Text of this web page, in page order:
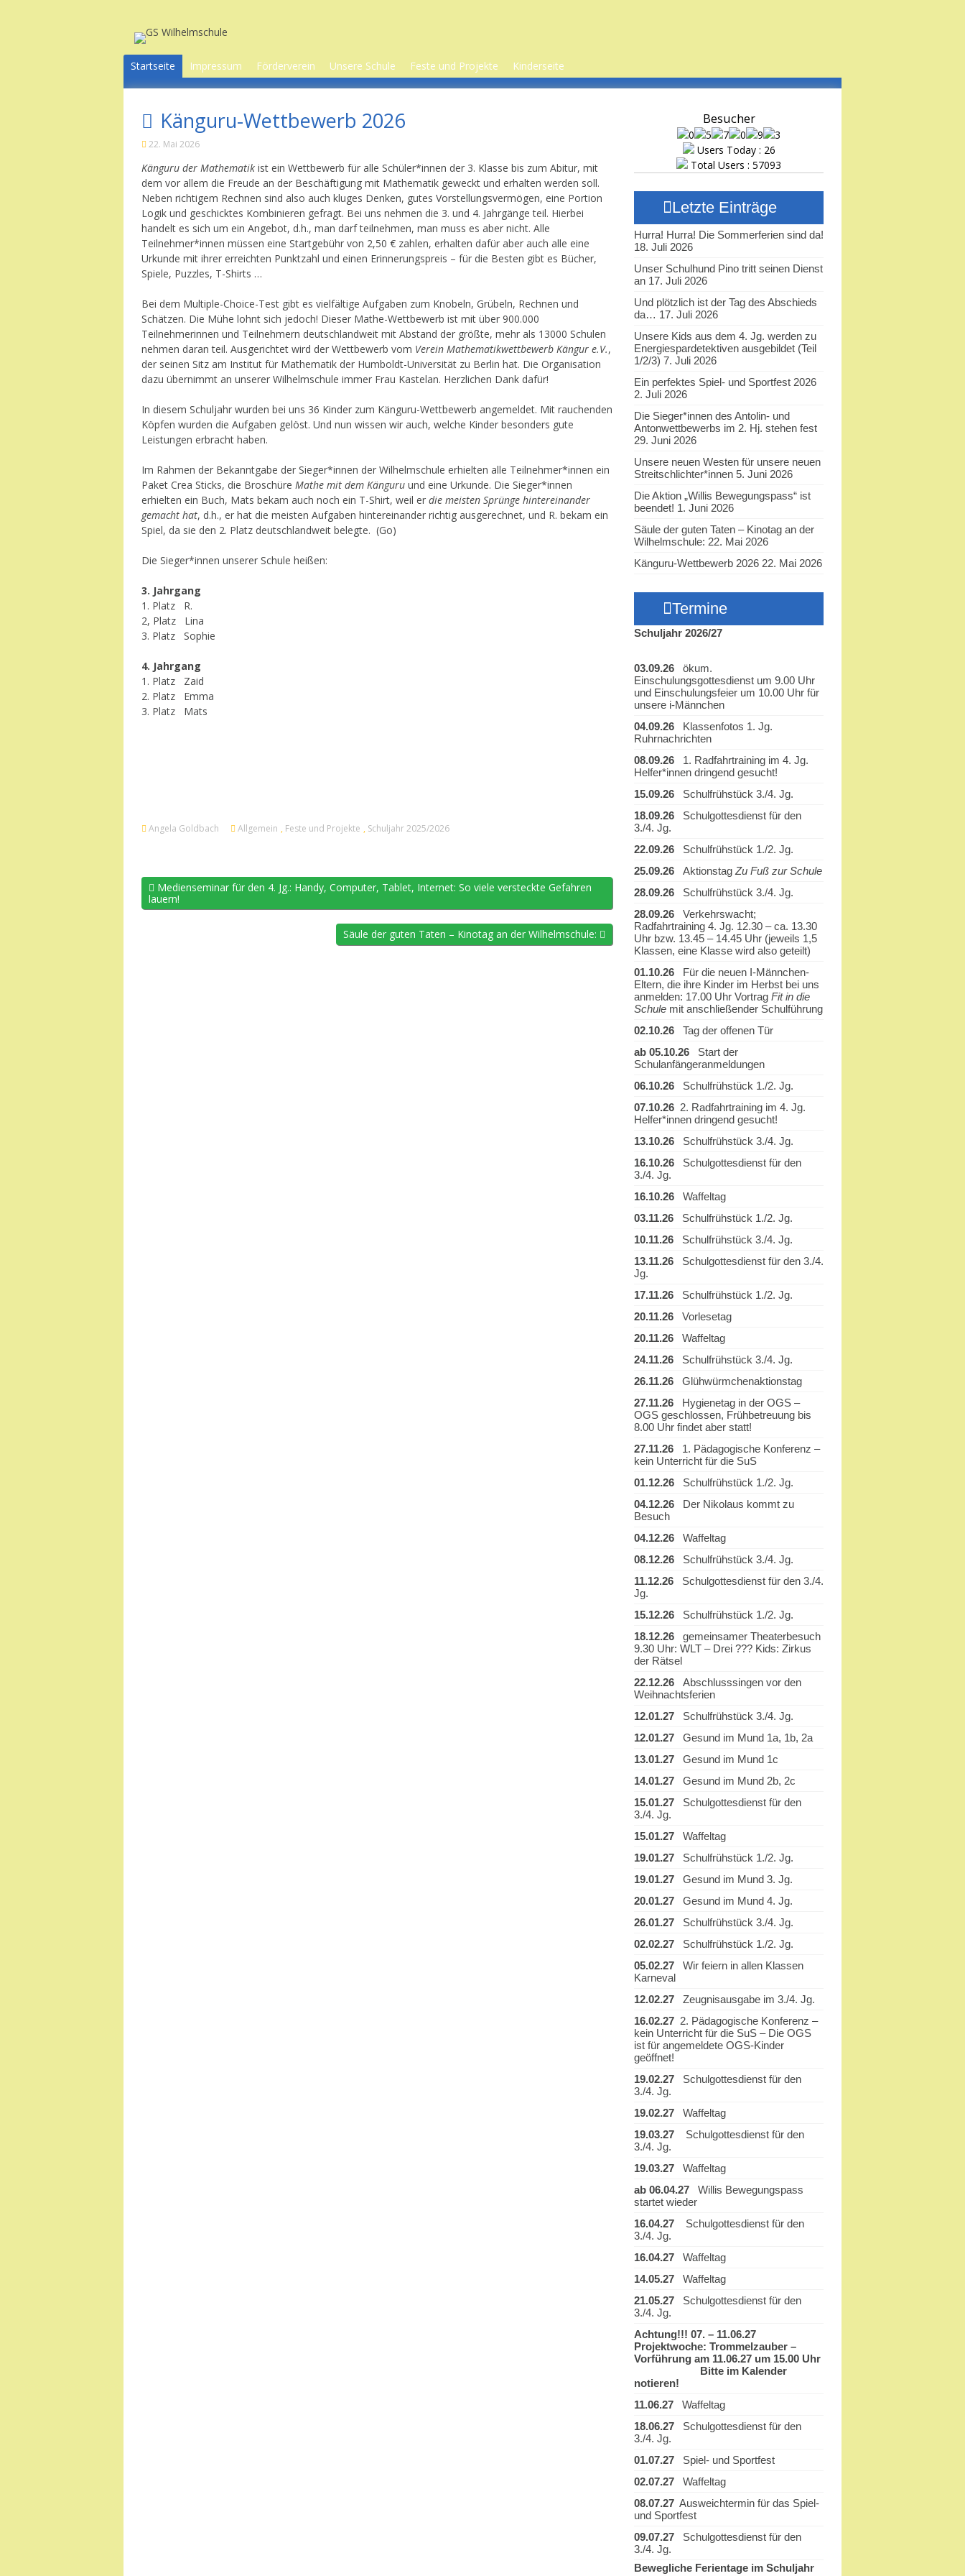
content
Startseite Impressum
Datenschutz
Förderverein
Wir über uns
Unsere Ziele
Kids
Waffelbacktag
Mitgliedschaft
Kontakt
Unsere Schule
Führung durch die
Wichtige
Unsere Klassen
Offene Ganztagsschule
Schulsozialarbeit
Schulprogramm
Schulordnung und
Regeln für die Pausen
Leistungskonzept
Regel des Monats
Handy und Smartwatch
QA – Die
Qualitätsanalyse
Kleines und großes ABC
für alle Eltern
Links für Eltern
Schulmitwirkung
Feste und Projekte
Schuljahr 2026/2027
Kinderseite
Schülerparlament
Homepage-AG
Kinderbeiträge aus
verschiedenen Klassen
Beiträge aus
verschiedenen Klassen
Die Lieblingsorte
Internetseiten für
Kinder
Känguru-Wettbewerb 2026
22. Mai 2026
Känguru der Mathematik ist ein Wettbewerb für alle Schüler*innen der 3. Klasse bis zum Abitur, mit
dem vor allem die Freude an der Beschäftigung mit Mathematik geweckt und erhalten werden soll.
Neben richtigem Rechnen sind also auch kluges Denken, gutes Vorstellungsvermögen, eine Portion
Logik und geschicktes Kombinieren gefragt. Bei uns nehmen die 3. und 4. Jahrgänge teil. Hierbei
handelt es sich um ein Angebot, d.h., man darf teilnehmen, man muss es aber nicht. Alle
Teilnehmer*innen müssen eine Startgebühr von 2,50 € zahlen, erhalten dafür aber auch alle eine
Urkunde mit ihrer erreichten Punktzahl und einen Erinnerungspreis – für die Besten gibt es Bücher,
Spiele, Puzzles, T-Shirts …
Bei dem Multiple-Choice-Test gibt es vielfältige Aufgaben zum Knobeln, Grübeln, Rechnen und
Schätzen. Die Mühe lohnt sich jedoch! Dieser Mathe-Wettbewerb ist mit über 900.000
Teilnehmerinnen und Teilnehmern deutschlandweit mit Abstand der größte, mehr als 13000 Schulen
nehmen daran teil. Ausgerichtet wird der Wettbewerb vom Verein Mathematikwettbewerb Kängur e.V.,
der seinen Sitz am Institut für Mathematik der Humboldt-Universität zu Berlin hat. Die Organisation
dazu übernimmt an unserer Wilhelmschule immer Frau Kastelan. Herzlichen Dank dafür!
In diesem Schuljahr wurden bei uns 36 Kinder zum Känguru-Wettbewerb angemeldet. Mit rauchenden
Köpfen wurden die Aufgaben gelöst. Und nun wissen wir auch, welche Kinder besonders gute
Leistungen erbracht haben.
Im Rahmen der Bekanntgabe der Sieger*innen der Wilhelmschule erhielten alle Teilnehmer*innen ein
Paket Crea Sticks, die Broschüre Mathe mit dem Känguru und eine Urkunde. Die Sieger*innen
erhielten ein Buch, Mats bekam auch noch ein T-Shirt, weil er die meisten Sprünge hintereinander
gemacht hat, d.h., er hat die meisten Aufgaben hintereinander richtig ausgerechnet, und R. bekam ein
Spiel, da sie den 2. Platz deutschlandweit belegte. (Go)
Die Sieger*innen unserer Schule heißen:
3. Jahrgang
1. Platz R.
2, Platz Lina
3. Platz Sophie
4. Jahrgang
1. Platz Zaid
2. Platz Emma
3. Platz Mats
Angela Goldbach Allgemein , Feste und Projekte , Schuljahr 2025/2026
Medienseminar für den 4. Jg.: Handy, Computer, Tablet, Internet: So viele versteckte Gefahren
lauern!
Säule der guten Taten – Kinotag an der Wilhelmschule:
Besucher
Users Today : 26
Total Users : 57093
Letzte Einträge
Hurra! Hurra! Die Sommerferien sind da!
18. Juli 2026
Unser Schulhund Pino tritt seinen Dienst
an 17. Juli 2026
Und plötzlich ist der Tag des Abschieds
da… 17. Juli 2026
Unsere Kids aus dem 4. Jg. werden zu
Energiespardetektiven ausgebildet (Teil
1/2/3) 7. Juli 2026
Ein perfektes Spiel- und Sportfest 2026
2. Juli 2026
Die Sieger*innen des Antolin- und
Antonwettbewerbs im 2. Hj. stehen fest
29. Juni 2026
Unsere neuen Westen für unsere neuen
Streitschlichter*innen 5. Juni 2026
Die Aktion „Willis Bewegungspass“ ist
beendet! 1. Juni 2026
Säule der guten Taten – Kinotag an der
Wilhelmschule: 22. Mai 2026
Känguru-Wettbewerb 2026 22. Mai 2026
Termine
Schuljahr 2026/27
03.09.26 ökum.
Einschulungsgottesdienst um 9.00 Uhr
und Einschulungsfeier um 10.00 Uhr für
unsere i-Männchen
04.09.26 Klassenfotos 1. Jg.
Ruhrnachrichten
08.09.26 1. Radfahrtraining im 4. Jg.
Helfer*innen dringend gesucht!
15.09.26 Schulfrühstück 3./4. Jg.
18.09.26 Schulgottesdienst für den
3./4. Jg.
22.09.26 Schulfrühstück 1./2. Jg.
25.09.26 Aktionstag Zu Fuß zur Schule
28.09.26 Schulfrühstück 3./4. Jg.
28.09.26
Verkehrswacht;
Radfahrtraining 4. Jg. 12.30 – ca. 13.30
Uhr bzw. 13.45 – 14.45 Uhr (jeweils 1,5
Klassen, eine Klasse wird also geteilt)
01.10.26 Für die neuen I-Männchen-
Eltern, die ihre Kinder im Herbst bei uns
anmelden: 17.00 Uhr Vortrag Fit in die
Schule mit anschließender Schulführung
02.10.26 Tag der offenen Tür
ab 05.10.26 Start der
Schulanfängeranmeldungen
06.10.26 Schulfrühstück 1./2. Jg.
07.10.26 2. Radfahrtraining im 4. Jg.
Helfer*innen dringend gesucht!
13.10.26 Schulfrühstück 3./4. Jg.
16.10.26 Schulgottesdienst für den
3./4. Jg.
16.10.26 Waffeltag
03.11.26 Schulfrühstück 1./2. Jg.
10.11.26 Schulfrühstück 3./4. Jg.
13.11.26 Schulgottesdienst für den 3./4.
Jg.
17.11.26 Schulfrühstück 1./2. Jg.
20.11.26 Vorlesetag
20.11.26 Waffeltag
24.11.26 Schulfrühstück 3./4. Jg.
26.11.26 Glühwürmchenaktionstag
27.11.26 Hygienetag in der OGS –
OGS geschlossen, Frühbetreuung bis
8.00 Uhr findet aber statt!
27.11.26 1. Pädagogische Konferenz –
kein Unterricht für die SuS
01.12.26 Schulfrühstück 1./2. Jg.
04.12.26 Der Nikolaus kommt zu
Besuch
04.12.26 Waffeltag
08.12.26 Schulfrühstück 3./4. Jg.
11.12.26 Schulgottesdienst für den 3./4.
Jg.
15.12.26 Schulfrühstück 1./2. Jg.
18.12.26 gemeinsamer Theaterbesuch
9.30 Uhr: WLT – Drei ??? Kids: Zirkus
der Rätsel
22.12.26 Abschlusssingen vor den
Weihnachtsferien
12.01.27 Schulfrühstück 3./4. Jg.
12.01.27 Gesund im Mund 1a, 1b, 2a
13.01.27 Gesund im Mund 1c
14.01.27 Gesund im Mund 2b, 2c
15.01.27 Schulgottesdienst für den
3./4. Jg.
15.01.27 Waffeltag
19.01.27 Schulfrühstück 1./2. Jg.
19.01.27 Gesund im Mund 3. Jg.
20.01.27 Gesund im Mund 4. Jg.
26.01.27 Schulfrühstück 3./4. Jg.
02.02.27 Schulfrühstück 1./2. Jg.
05.02.27 Wir feiern in allen Klassen
Karneval
12.02.27 Zeugnisausgabe im 3./4. Jg.
16.02.27 2. Pädagogische Konferenz –
kein Unterricht für die SuS – Die OGS
ist für angemeldete OGS-Kinder
geöffnet!
19.02.27 Schulgottesdienst für den
3./4. Jg.
19.02.27 Waffeltag
19.03.27 Schulgottesdienst für den
3./4. Jg.
19.03.27 Waffeltag
ab 06.04.27 Willis Bewegungspass
startet wieder
16.04.27 Schulgottesdienst für den
3./4. Jg.
16.04.27 Waffeltag
14.05.27 Waffeltag
21.05.27 Schulgottesdienst für den
3./4. Jg.
Achtung!!! 07. – 11.06.27
Projektwoche: Trommelzauber –
Vorführung am 11.06.27 um 15.00 Uhr
Bitte im Kalender
notieren!
11.06.27 Waffeltag
18.06.27 Schulgottesdienst für den
3./4. Jg.
01.07.27 Spiel- und Sportfest
02.07.27 Waffeltag
08.07.27 Ausweichtermin für das Spiel-
und Sportfest
09.07.27 Schulgottesdienst für den
3./4. Jg.
Bewegliche Ferientage im Schuljahr